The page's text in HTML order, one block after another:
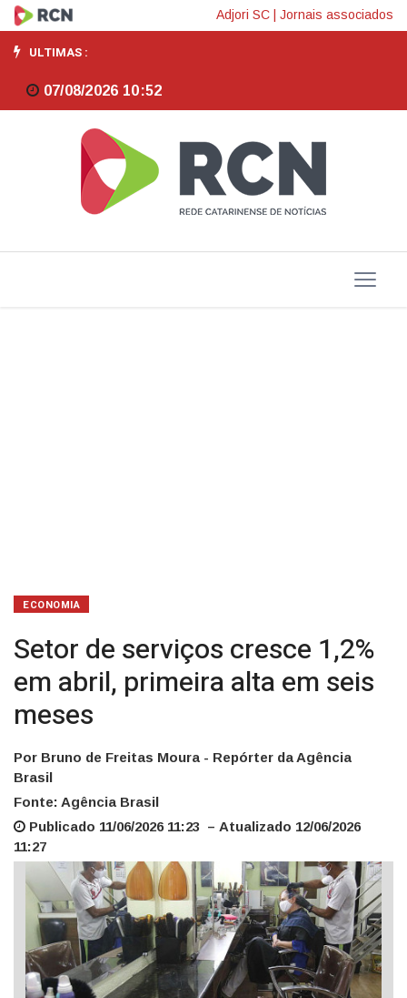
Setor
de
serviços
cresce
abril,
Adjori SC Jornais associados
ULTIMAS :
07/08/2026 10:52
ECONOMIA
Setor de serviços cresce 1,2%
em abril, primeira alta em seis
meses
Por Bruno de Freitas Moura - Repórter da Agência
Brasil
Fonte: Agência Brasil
Publicado 11/06/2026 11:23 – Atualizado 12/06/2026
11:27